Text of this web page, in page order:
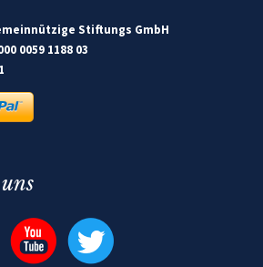
Stiftungs GmbH
0059 1188 03